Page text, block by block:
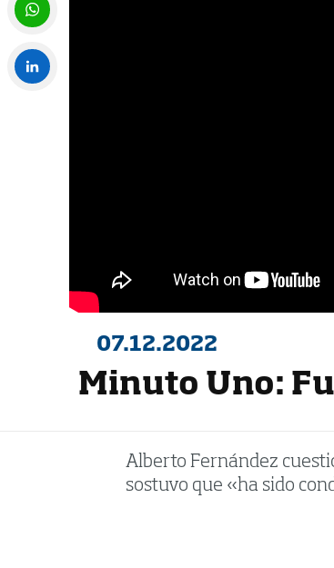
07.12.2022
Minuto Uno:
Alberto Fernández
sostuvo que «ha sido
WhatsApp